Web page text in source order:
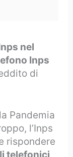
nel
Inps
di
Pandemia
l’Inps
rispondere
telefonici